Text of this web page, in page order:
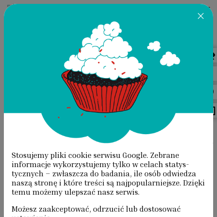
REFLEKSJA
STRONA GŁÓWNA BROSZURY DO MYŚLENIA
BROSZURY
DO MYŚLENIA
PORCJA REFLEKSJI O KULTURZE
×
Stosujemy pliki cookie serwisu Google. Zebrane
informacje wyko­rzystujemy tylko w celach statys­
tycznych – zwłaszcza do badania, ile osób odwiedza
naszą stronę i które treści są najpopularniejsze. Dzięki
temu możemy ulepszać nasz serwis.
Możesz zaakceptować, odrzucić lub dostosować